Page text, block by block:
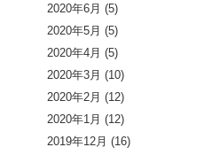
2020年6月 (5)
2020年5月 (5)
2020年4月 (5)
2020年3月 (10)
2020年2月 (12)
2020年1月 (12)
2019年12月 (16)